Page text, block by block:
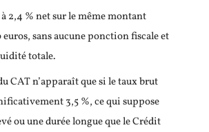
2,4 % net sur le même montant
sans aucune ponction fiscale et
totale.
CAT n’apparaît que si le taux brut
3,5 %, ce qui suppose
ou une durée longue que le Crédit